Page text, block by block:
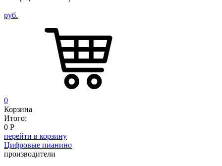
руб.
0
Корзина
Итого:
0 Р
перейти в корзину
Цифровые пианино
производители